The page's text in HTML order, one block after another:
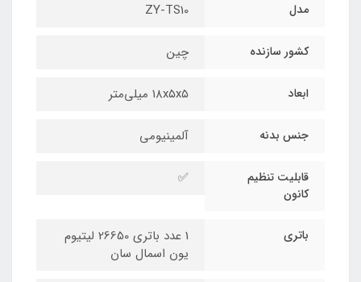
مدل ZY-TS10
کشور سازنده چین
ابعاد ۱۸x۵x۵ میلی‌متر
جنس بدنه آلمینیومی
قابلیت تنظیم
کانون
✅
باتری
1 عدد باتری 26650 لیتیوم
یون اسمال سان